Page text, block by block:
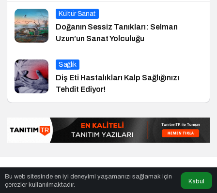
Kültür Sanat
Doğanın Sessiz Tanıkları: Selman
Uzun’un Sanat Yolculuğu
Sağlık
Diş Eti Hastalıkları Kalp Sağlığınızı
Tehdit Ediyor!
Bu web sitesinde en iyi deneyimi yaşamanızı sağlamak için
çerezler kullanılmaktadır.
Kabul
en iyiler
listesi ,bihaber, sağlıklı